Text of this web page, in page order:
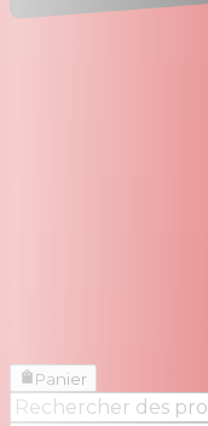
Panier